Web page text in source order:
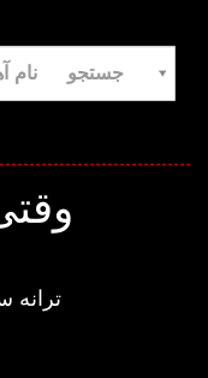
جستجو نام
ترانه